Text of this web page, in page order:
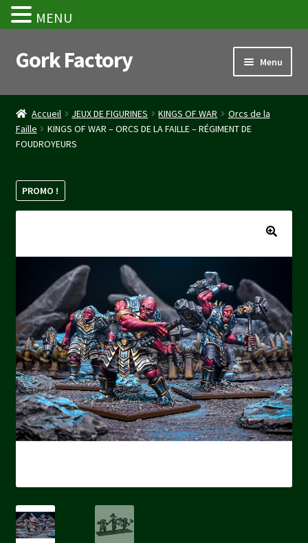
Aller
à
navigation
Aller
au
Gork Factory Menu
Accueil
CGV
Panier
Validation de la commande
Accueil JEUX DE FIGURINES KINGS OF WAR
Orcs de la
Faille
KINGS OF WAR – ORCS DE LA FAILLE – RÉGIMENT DE
FOUDROYEURS
PROMO !
MENU